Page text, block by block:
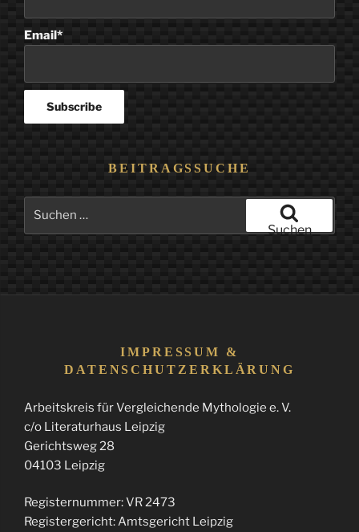
Email*
BEITRAGSSUCHE
Suchen
IMPRESSUM &
DATENSCHUTZERKLÄRUNG
Arbeitskreis für Vergleichende Mythologie e. V.
c/o Literaturhaus Leipzig
Gerichtsweg 28
04103 Leipzig
Registernummer: VR 2473
Registergericht: Amtsgericht Leipzig